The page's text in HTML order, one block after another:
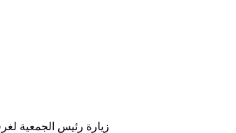
زيارة رئيس الجمعية